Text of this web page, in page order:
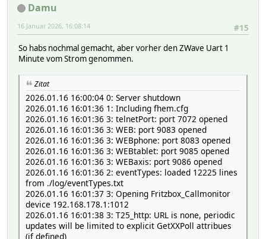
Damu
#15
16 Januar 2026, 16:08:14
So habs nochmal gemacht, aber vorher den ZWave Uart 1
Minute vom Strom genommen.
Zitat
2026.01.16 16:00:04 0: Server shutdown
2026.01.16 16:01:36 1: Including fhem.cfg
2026.01.16 16:01:36 3: telnetPort: port 7072 opened
2026.01.16 16:01:36 3: WEB: port 9083 opened
2026.01.16 16:01:36 3: WEBphone: port 8083 opened
2026.01.16 16:01:36 3: WEBtablet: port 9085 opened
2026.01.16 16:01:36 3: WEBaxis: port 9086 opened
2026.01.16 16:01:36 2: eventTypes: loaded 12225 lines
from ./log/eventTypes.txt
2026.01.16 16:01:37 3: Opening Fritzbox_Callmonitor
device 192.168.178.1:1012
2026.01.16 16:01:38 3: T25_http: URL is none, periodic
updates will be limited to explicit GetXXPoll attribues
(if defined)